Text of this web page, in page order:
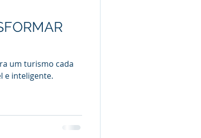
um turismo cada
e inteligente.